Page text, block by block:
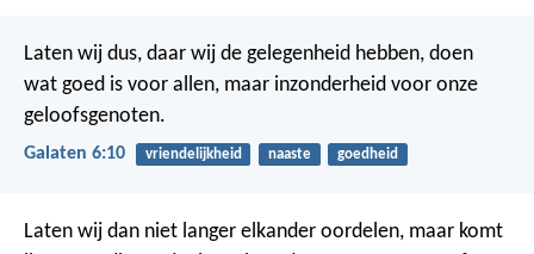
Laten wij dus, daar wij de gelegenheid hebben, doen
wat goed is voor allen, maar inzonderheid voor onze
geloofsgenoten.
Galaten 6:10 vriendelijkheid naaste goedheid
Laten wij dan niet langer elkander oordelen, maar komt